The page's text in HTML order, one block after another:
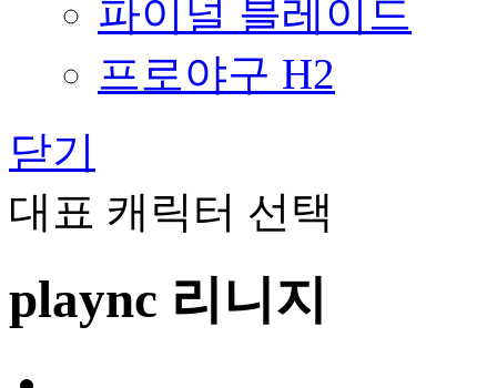
파이널 블레이드
프로야구 H2
닫기
대표 캐릭터 선택
plaync 리니지